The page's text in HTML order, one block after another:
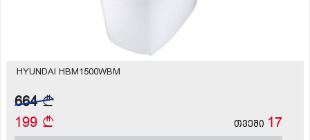
HYUNDAI HBM1500WBM
664
199
თვეში 17